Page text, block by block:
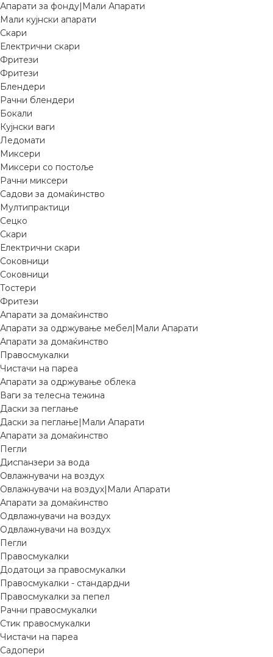
Апарати за фонду|Мали Апарати
Мали кујнски апарати
Скари
Електрични скари
Фритези
Фритези
Блендери
Рачни блендери
Бокали
Кујнски ваги
Ледомати
Миксери
Миксери со постоље
Рачни миксери
Садови за домаќинство
Мултипрактици
Сецко
Скари
Електрични скари
Соковници
Соковници
Тостери
Фритези
Апарати за домаќинство
Апарати за одржување мебел|Мали Апарати
Апарати за домаќинство
Правосмукалки
Чистачи на пареа
Апарати за одржување облека
Ваги за телесна тежина
Даски за пеглање
Даски за пеглање|Мали Апарати
Апарати за домаќинство
Пегли
Диспанзери за вода
Овлажнувачи на воздух
Овлажнувачи на воздух|Мали Апарати
Апарати за домаќинство
Одвлажнувачи на воздух
Одвлажнувачи на воздух
Пегли
Правосмукалки
Додатоци за правосмукалки
Правосмукалки - стандардни
Правосмукалки за пепел
Рачни правосмукалки
Стик правосмукалки
Чистачи на пареа
Садопери